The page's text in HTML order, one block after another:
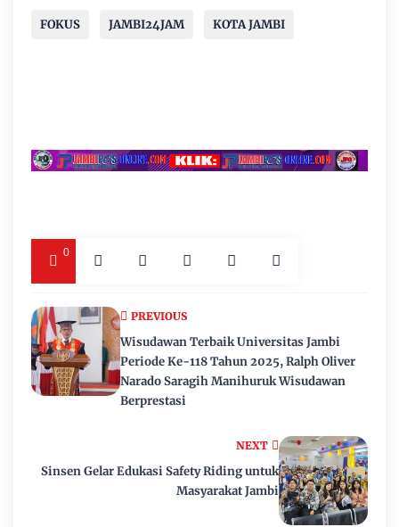
FOKUS JAMBI24JAM KOTA JAMBI
0
NEXT
Sinsen Gelar Edukasi Safety Riding untuk
Masyarakat Jambi
PREVIOUS
Wisudawan Terbaik Universitas Jambi
Periode Ke-118 Tahun 2025, Ralph Oliver
Narado Saragih Manihuruk Wisudawan
Berprestasi